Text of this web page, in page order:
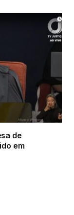
de
em